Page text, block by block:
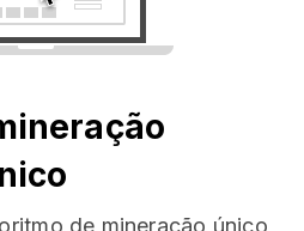
de mineração único